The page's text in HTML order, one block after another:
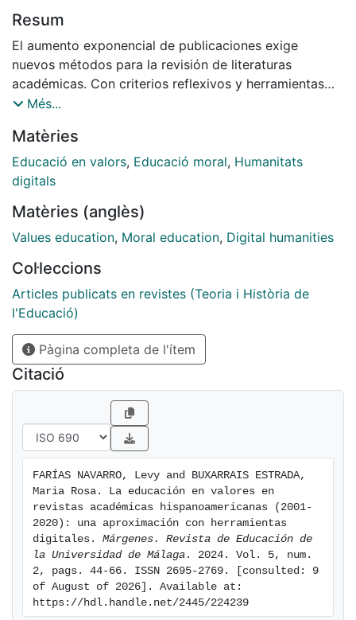
Resum
El aumento exponencial de publicaciones exige
nuevos métodos para la revisión de literaturas
académicas. Con criterios reflexivos y herramientas
digitales se examinaron 200 artículos sobre educación
acceso abierto en los últimos 20 años, obtenidos a
través de la Red Iberoamericana de Innovación y
Conocimiento Científico, REDIB©. Método: El análisis
“modelado de tópicos LDA”, disponible en el programa
de código abierto Orange© (3.32). Resultados: La
estudios empíricos entre la primera y la segunda
década, pero la lectura distante no mostró otras
tendencias cronológicas claras. Sin embargo, una vez
que los corpora fueron reorganizados
geográficamente (España, Cuba y Otros países
hispanoparlantes), se apreciaron diferencias más
fácilmente interpretables. Como procedimiento
complementario, los cinco corpora fueron puntuados
automáticamente según la presencia de algunas
denominaciones disciplinarias y un selecto grupo de
autores, en su mayoría de la tradición evolutivo-
cognitiva de la psicología moral. Los textos cubanos
difirieron del resto en virtud de su perspectiva política,
más que académica, y sus mayores referencias a las
ciencias médicas. Discusión: En conjunto, preocupa la
desigual participación a través de la región en los
estudios sobre la educación en valores, una débil
fundamentación teórica y el escaso diálogo
Més...
Matèries
Educació en valors, Educació moral, Humanitats
digitals
Matèries (anglès)
Values education, Moral education, Digital humanities
Col·leccions
Articles publicats en revistes (Teoria i Història de
l'Educació)
Pàgina completa de l'ítem
Citació
FARÍAS NAVARRO, Levy and BUXARRAIS ESTRADA,
Maria Rosa. La educación en valores en
revistas académicas hispanoamericanas (2001-
2020): una aproximación con herramientas
digitales. Márgenes. Revista de Educación de
la Universidad de Málaga . 2024. Vol. 5, num.
2, pags. 44-66. ISSN 2695-2769. [consulted: 9
of August of 2026]. Available at:
https://hdl.handle.net/2445/224239